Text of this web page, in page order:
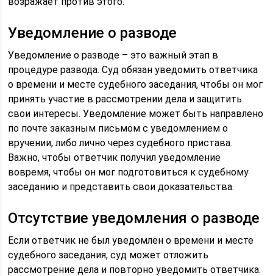
Уведомление о разводе
Уведомление о разводе – это важный этап в
процедуре развода. Суд обязан уведомить ответчика
о времени и месте судебного заседания, чтобы он мог
принять участие в рассмотрении дела и защитить
свои интересы. Уведомление может быть направлено
по почте заказным письмом с уведомлением о
вручении, либо лично через судебного пристава.
Важно, чтобы ответчик получил уведомление
вовремя, чтобы он мог подготовиться к судебному
заседанию и представить свои доказательства.
Отсутствие уведомления о разводе
Если ответчик не был уведомлен о времени и месте
судебного заседания, суд может отложить
рассмотрение дела и повторно уведомить ответчика.